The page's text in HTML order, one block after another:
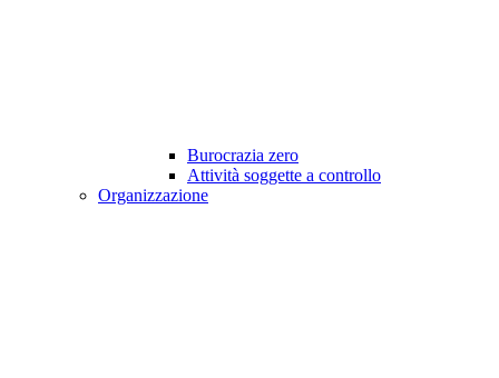
Burocrazia zero
Attività soggette a controllo
Organizzazione